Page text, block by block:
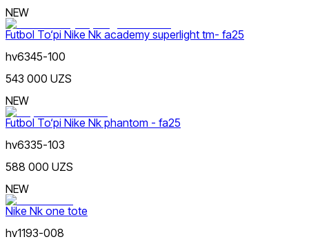
Siyohrang
Pushti
Nike Tashkent Amir Temur
NEW
Futbol To‘pi Nike Nk academy superlight tm- fa25
hv6345-100
543 000 UZS
NEW
Futbol To‘pi Nike Nk phantom - fa25
hv6335-103
588 000 UZS
NEW
Nike Nk one tote
hv1193-008